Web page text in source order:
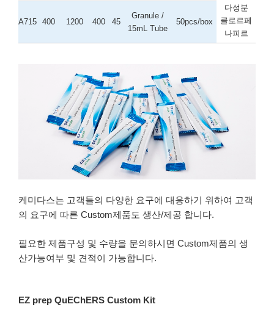
다성분
클로르페
나피르
A715 400 1200 400 45
Granule /
15mL Tube
50pcs/box
케미다스는 고객들의 다양한 요구에 대응하기 위하여 고객
의 요구에 따른 Custom제품도 생산/제공 합니다.
필요한 제품구성 및 수량을 문의하시면 Custom제품의 생
산가능여부 및 견적이 가능합니다.
EZ prep QuEChERS Custom Kit